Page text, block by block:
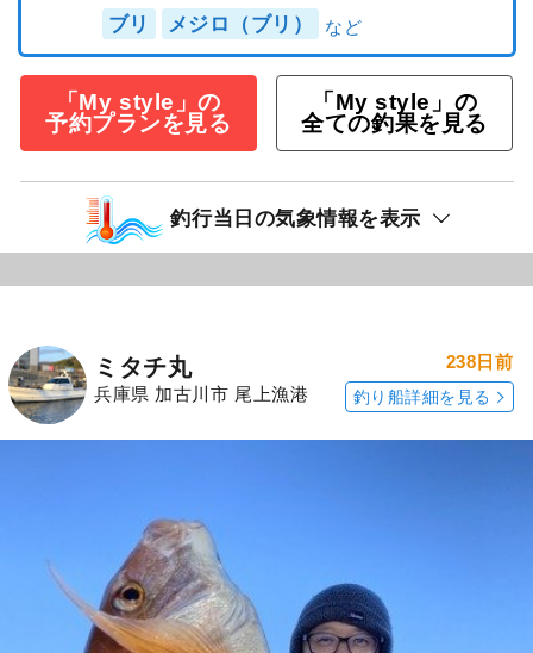
ブリ メジロ（ブリ）
「My style」の
予約プランを見る
「My style」の
全ての釣果を見る
釣行当日の気象情報を表示
ミタチ丸
兵庫県 加古川市 尾上漁港
238日前
釣り船詳細を見る